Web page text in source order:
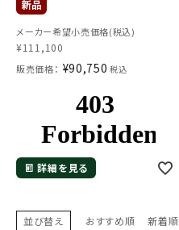
メーカー希望小売価格(税込)
¥111,100
販売価格： ¥90,750 税込
詳細を見る
並び替え おすすめ順 新着順